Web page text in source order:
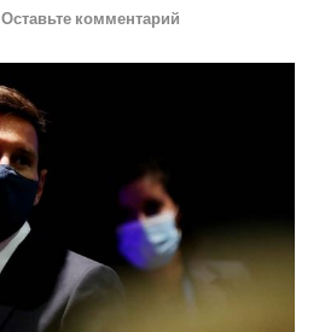
Оставьте комментарий